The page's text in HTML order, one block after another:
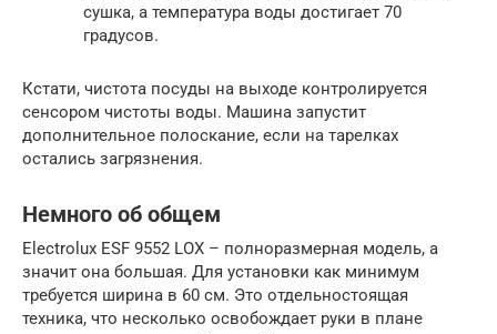
сушка, а температура воды достигает 70
градусов.
Кстати, чистота посуды на выходе контролируется
сенсором чистоты воды. Машина запустит
дополнительное полоскание, если на тарелках
остались загрязнения.
Немного об общем
Electrolux ESF 9552 LOX – полноразмерная модель, а
значит она большая. Для установки как минимум
требуется ширина в 60 см. Это отдельностоящая
техника, что несколько освобождает руки в плане